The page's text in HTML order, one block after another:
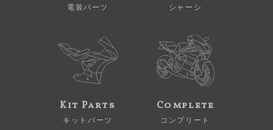
電装パーツ シャーシ
Kit Parts
キットパーツ
Complete
コンプリート